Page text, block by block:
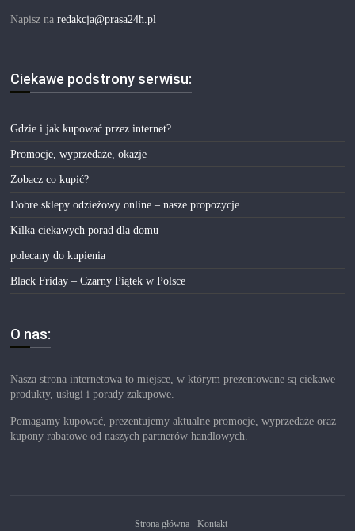
Napisz naredakcja@prasa24h.pl
Ciekawe podstrony serwisu:
Gdzie i jak kupować przez internet?
Promocje, wyprzedaże, okazje
Zobacz co kupić?
Dobre sklepy odzieżowy online – nasze propozycje
Kilka ciekawych porad dla domu
polecany do kupienia
Black Friday – Czarny Piątek w Polsce
O nas:
Nasza strona internetowa to miejsce, w którym prezentowane są ciekawe
produkty, usługi i porady zakupowe.
Pomagamy kupować, prezentujemy aktualne promocje, wyprzedaże oraz
kupony rabatowe od naszych partnerów handlowych.
Strona główna Kontakt